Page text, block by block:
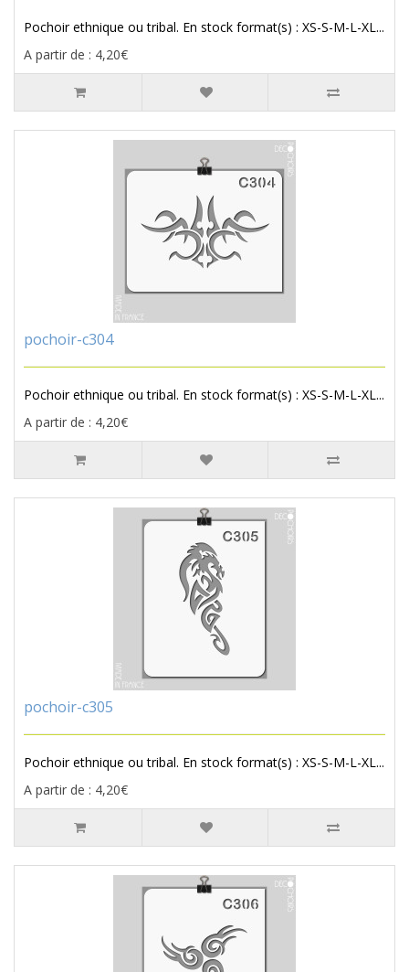
Pochoir ethnique ou tribal. En stock format(s) : XS-S-M-L-XL...
A partir de : 4,20€
pochoir-c304
Pochoir ethnique ou tribal. En stock format(s) : XS-S-M-L-XL...
A partir de : 4,20€
pochoir-c305
Pochoir ethnique ou tribal. En stock format(s) : XS-S-M-L-XL...
A partir de : 4,20€